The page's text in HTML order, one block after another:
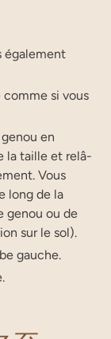
éga­le­ment
comme si vous
en
la taille et relâ­
Vous
long de la
genou ou de
sur le sol).
gauche.